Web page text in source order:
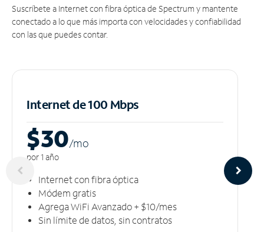
Suscríbete a Internet con fibra óptica de Spectrum y mantente
conectado a lo que más importa con velocidades y confiabilidad
con las que puedes contar.
Internet de 100 Mbps
$30/mo
por 1 año
Internet con fibra óptica
Módem gratis
Agrega WiFi Avanzado + $10/mes
Sin límite de datos, sin contratos